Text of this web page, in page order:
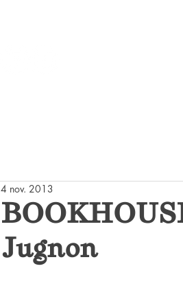
Jugnon
4 nov. 2013